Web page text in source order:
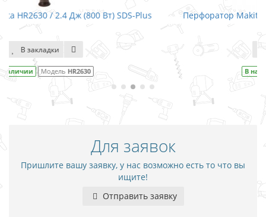
Перфоратор Makita HR2641 / 2.4 Дж (800 Вт) SDS-Plus
В закладки
В наличии Модель
Для заявок
Пришлите вашу заявку, у нас возможно есть то что вы
ищите!
Отправить заявку